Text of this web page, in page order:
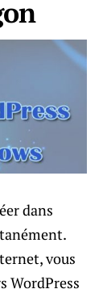
dans
vous
WordPress